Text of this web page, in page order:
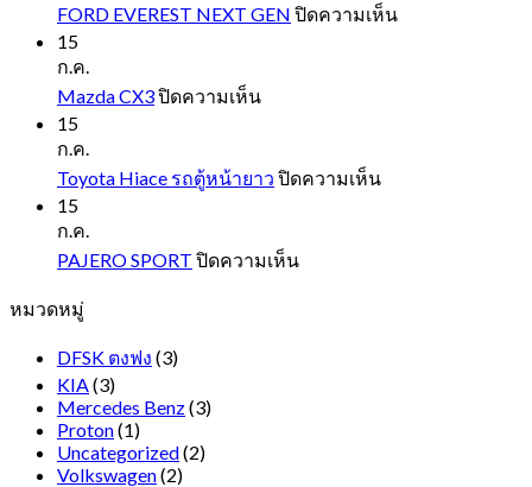
FORD EVEREST NEXT GEN ปิดความเห็นบน
15
ก.ค.
Mazda CX3ปิดความเห็นบน
15
ก.ค.
Toyota Hiace รถตู้หน้ายาว ปิดความเห็นบน
15
ก.ค.
PAJERO SPORT ปิดความเห็นบน
หมวดหมู่
DFSK ตงฟง (3)
KIA(3)
Mercedes Benz(3)
Proton(1)
Uncategorized(2)
Volkswagen(2)